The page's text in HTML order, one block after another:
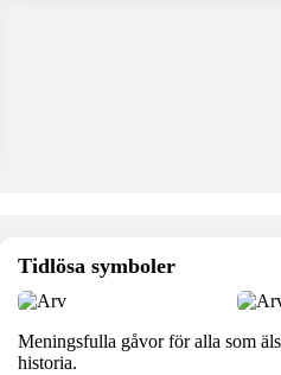
Tidlösa symboler
Meningsfulla gåvor för alla som
historia.